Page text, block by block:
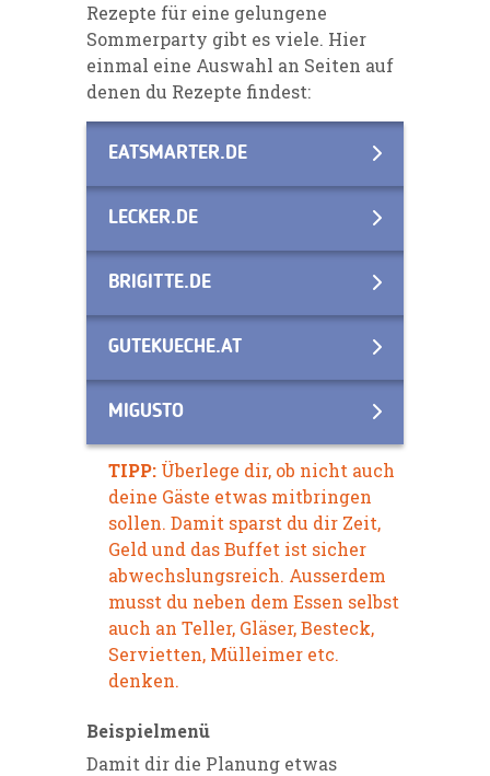
Rezepte für eine gelungene
Sommerparty gibt es viele. Hier
einmal eine Auswahl an Seiten auf
denen du Rezepte findest:
EATSMARTER.DE
LECKER.DE
BRIGITTE.DE
GUTEKUECHE.AT
MIGUSTO
TIPP: Überlege dir, ob nicht auch
deine Gäste etwas mitbringen
sollen. Damit sparst du dir Zeit,
Geld und das Buffet ist sicher
abwechslungsreich. Ausserdem
musst du neben dem Essen selbst
auch an Teller, Gläser, Besteck,
Servietten, Mülleimer etc.
denken.
Beispielmenü
Damit dir die Planung etwas